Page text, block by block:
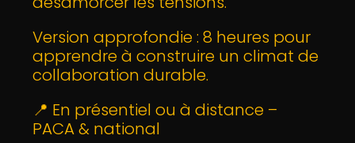
Version approfondie : 8 heures pour
apprendre à construire un climat de
collaboration durable.
📍 En présentiel ou à distance –
PACA & national